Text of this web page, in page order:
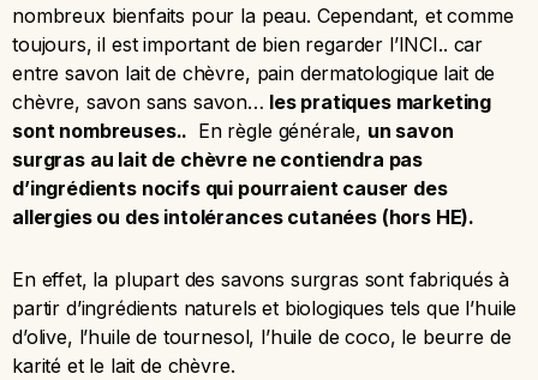
nombreux bienfaits pour la peau. Cependant, et comme
toujours, il est important de bien regarder l’INCI.. car
entre savon lait de chèvre, pain dermatologique lait de
chèvre, savon sans savon… les pratiques marketing
sont nombreuses.. En règle générale, un savon
surgras au lait de chèvre ne contiendra pas
d’ingrédients nocifs qui pourraient causer des
allergies ou des intolérances cutanées (hors HE).
En effet, la plupart des savons surgras sont fabriqués à
partir d’ingrédients naturels et biologiques tels que l’huile
d’olive, l’huile de tournesol, l’huile de coco, le beurre de
karité et le lait de chèvre.